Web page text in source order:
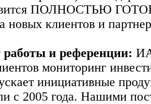
ПОЛНОСТЬЮ
новых клиентов и
и референции:
мониторинг
инициативные
c 2005 года. Нашими